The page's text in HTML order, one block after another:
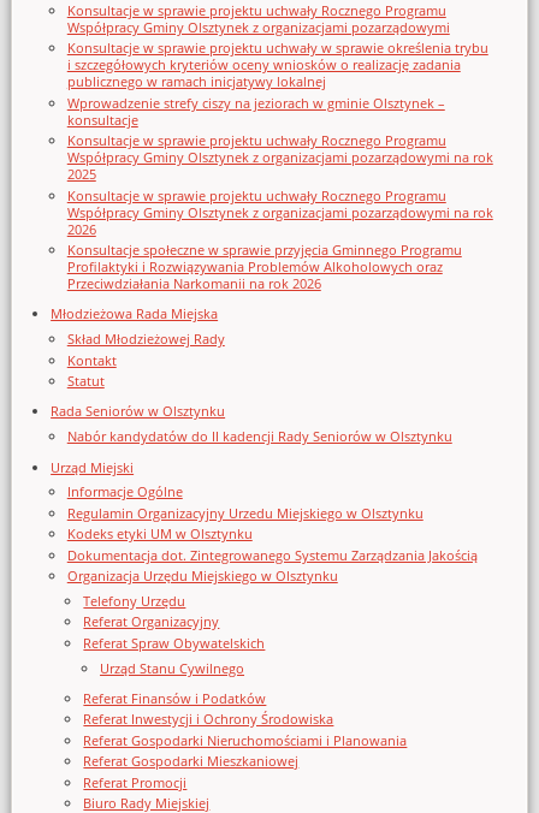
Konsultacje w sprawie projektu uchwały Rocznego Programu
Współpracy Gminy Olsztynek z organizacjami pozarządowymi
Konsultacje w sprawie projektu uchwały w sprawie określenia trybu
i szczegółowych kryteriów oceny wniosków o realizację zadania
publicznego w ramach inicjatywy lokalnej
Wprowadzenie strefy ciszy na jeziorach w gminie Olsztynek –
konsultacje
Konsultacje w sprawie projektu uchwały Rocznego Programu
Współpracy Gminy Olsztynek z organizacjami pozarządowymi na rok
2025
Konsultacje w sprawie projektu uchwały Rocznego Programu
Współpracy Gminy Olsztynek z organizacjami pozarządowymi na rok
2026
Konsultacje społeczne w sprawie przyjęcia Gminnego Programu
Profilaktyki i Rozwiązywania Problemów Alkoholowych oraz
Przeciwdziałania Narkomanii na rok 2026
Młodzieżowa Rada Miejska
Skład Młodzieżowej Rady
Kontakt
Statut
Rada Seniorów w Olsztynku
Nabór kandydatów do II kadencji Rady Seniorów w Olsztynku
Urząd Miejski
Informacje Ogólne
Regulamin Organizacyjny Urzedu Miejskiego w Olsztynku
Kodeks etyki UM w Olsztynku
Dokumentacja dot. Zintegrowanego Systemu Zarządzania Jakością
Organizacja Urzędu Miejskiego w Olsztynku
Telefony Urzędu
Referat Organizacyjny
Referat Spraw Obywatelskich
Urząd Stanu Cywilnego
Referat Finansów i Podatków
Referat Inwestycji i Ochrony Środowiska
Referat Gospodarki Nieruchomościami i Planowania
Referat Gospodarki Mieszkaniowej
Referat Promocji
Biuro Rady Miejskiej